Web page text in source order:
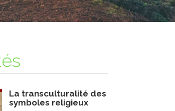
La transculturalité des
symboles religieux